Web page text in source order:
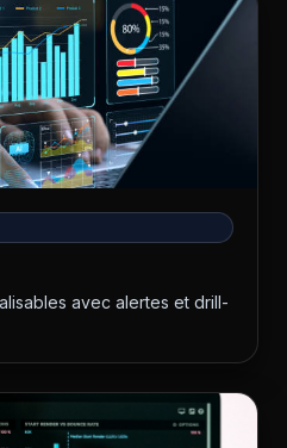
avec alertes et drill-